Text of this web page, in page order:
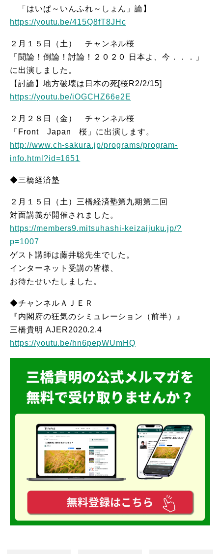
「はいぱ～いんふれ～しょん」論】
https://youtu.be/415Q8fT8JHc
２月１５日（土） チャンネル桜
「闘論！倒論！討論！２０２０ 日本よ、今．．．」
に出演しました。
【討論】地方破壊は日本の死[桜R2/2/15]
https://youtu.be/iOGCHZ66e2E
２月２８日（金） チャンネル桜
「Front Japan 桜」に出演します。
http://www.ch-sakura.jp/programs/program-
info.html?id=1651
◆三橋経済塾
２月１５日（土）三橋経済塾第九期第二回
対面講義が開催されました。
https://members9.mitsuhashi-keizaijuku.jp/?
p=1007
ゲスト講師は藤井聡先生でした。
インターネット受講の皆様、
お待たせいたしました。
◆チャンネルＡＪＥＲ
『内閣府の狂気のシミュレーション（前半）』
三橋貴明 AJER2020.2.4
https://youtu.be/hn6pepWUmHQ